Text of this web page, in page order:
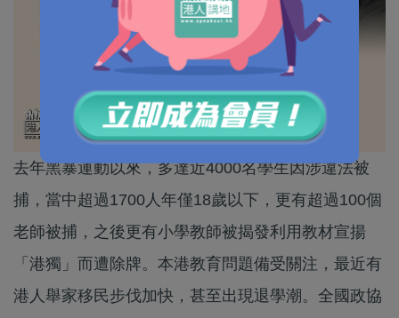
去年黑暴運動以來，多達近4000名學生因涉違法被
捕，當中超過1700人年僅18歲以下，更有超過100個
老師被捕，之後更有小學教師被揭發利用教材宣揚
「港獨」而遭除牌。本港教育問題備受關注，最近有
港人舉家移民步伐加快，甚至出現退學潮。全國政協